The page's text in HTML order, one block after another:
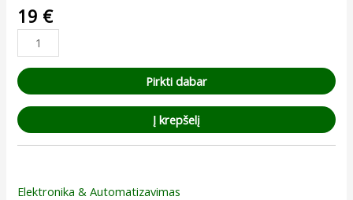
Įvertinimas:
5.00 iš 5
(viso
įvertinimų:
1
19 €
Pirkti dabar
Į krepšelį
Elektronika & Automatizavimas